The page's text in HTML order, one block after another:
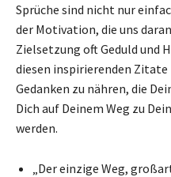
Sprüche sind nicht nur
der Motivation, die uns
Zielsetzung oft Geduld und
diesen inspirierenden
Gedanken zu nähren, die
Dich auf Deinem Weg zu
werden.
„Der einzige Weg,